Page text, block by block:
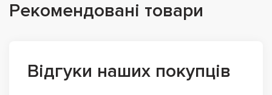
Рекомендовані товари
Відгуки наших покупців